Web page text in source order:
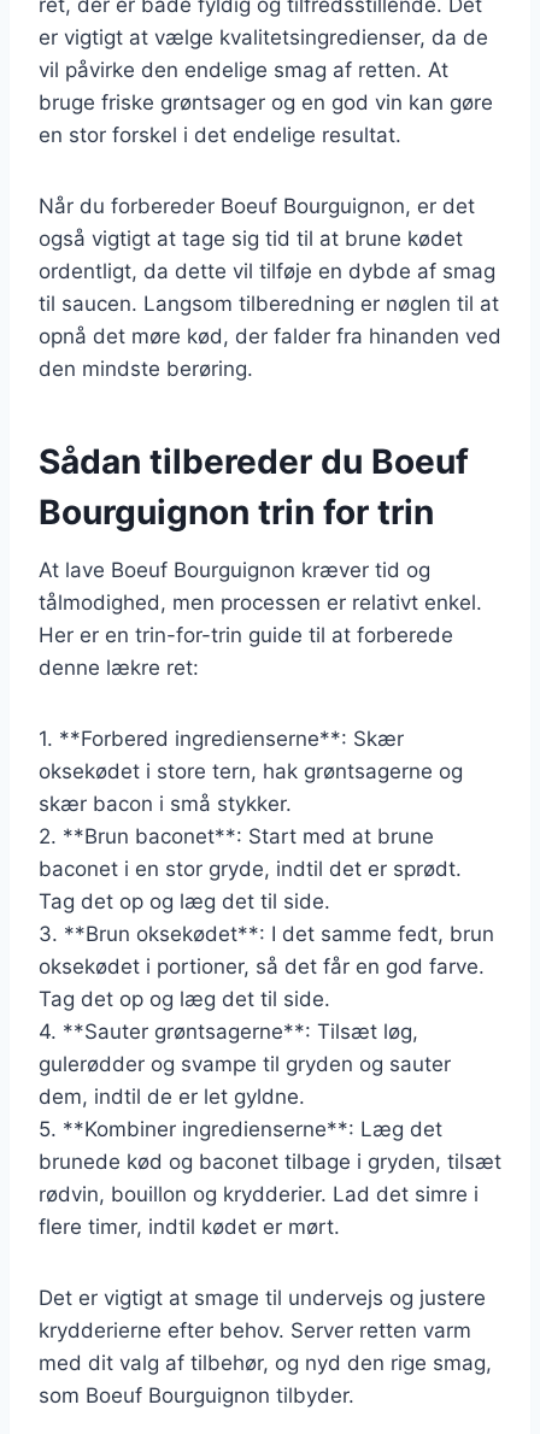
er vigtigt at vælge kvalitetsingredienser, da de
vil påvirke den endelige smag af retten. At
bruge friske grøntsager og en god vin kan gøre
en stor forskel i det endelige resultat.
Når du forbereder Boeuf Bourguignon, er det
også vigtigt at tage sig tid til at brune kødet
ordentligt, da dette vil tilføje en dybde af smag
til saucen. Langsom tilberedning er nøglen til at
opnå det møre kød, der falder fra hinanden ved
den mindste berøring.
Sådan tilbereder du Boeuf
Bourguignon trin for trin
At lave Boeuf Bourguignon kræver tid og
tålmodighed, men processen er relativt enkel.
Her er en trin-for-trin guide til at forberede
denne lækre ret:
1. **Forbered ingredienserne**: Skær
oksekødet i store tern, hak grøntsagerne og
skær bacon i små stykker.
2. **Brun baconet**: Start med at brune
baconet i en stor gryde, indtil det er sprødt.
Tag det op og læg det til side.
3. **Brun oksekødet**: I det samme fedt, brun
oksekødet i portioner, så det får en god farve.
Tag det op og læg det til side.
4. **Sauter grøntsagerne**: Tilsæt løg,
gulerødder og svampe til gryden og sauter
dem, indtil de er let gyldne.
5. **Kombiner ingredienserne**: Læg det
brunede kød og baconet tilbage i gryden, tilsæt
rødvin, bouillon og krydderier. Lad det simre i
flere timer, indtil kødet er mørt.
Det er vigtigt at smage til undervejs og justere
krydderierne efter behov. Server retten varm
med dit valg af tilbehør, og nyd den rige smag,
som Boeuf Bourguignon tilbyder.